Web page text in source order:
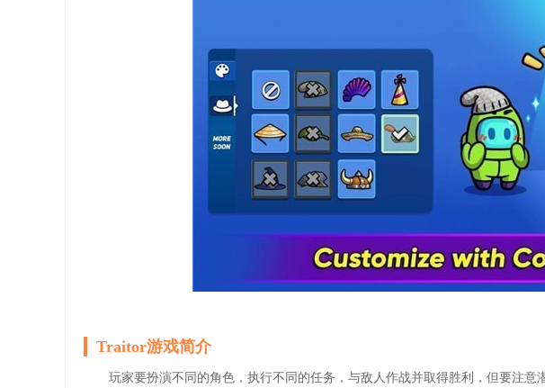
Traitor游戏简介
玩家要扮演不同的角色，执行不同的任务，与敌人作战并取得胜利，但要注